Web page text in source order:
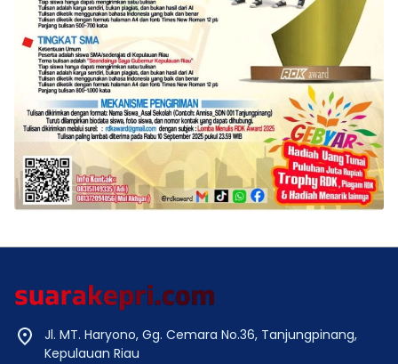
Jl. MT. Haryono, Gg. Cemara No.36, Tanjungpinang,
Kepulauan Riau